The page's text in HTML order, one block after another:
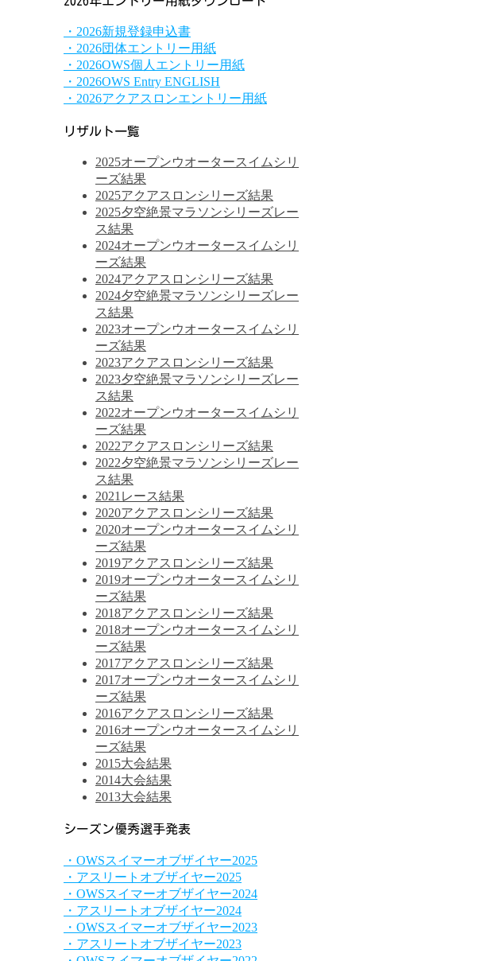
・2026新規登録申込書
・2026団体エントリー用紙
・2026OWS個人エントリー用紙
・2026OWS Entry ENGLISH
・2026アクアスロンエントリー用紙
リザルト一覧
2025オープンウオータースイムシリ
ーズ結果
2025アクアスロンシリーズ結果
2025夕空絶景マラソンシリーズレー
ス結果
2024オープンウオータースイムシリ
ーズ結果
2024アクアスロンシリーズ結果
2024夕空絶景マラソンシリーズレー
ス結果
2023オープンウオータースイムシリ
ーズ結果
2023アクアスロンシリーズ結果
2023夕空絶景マラソンシリーズレー
ス結果
2022オープンウオータースイムシリ
ーズ結果
2022アクアスロンシリーズ結果
2022夕空絶景マラソンシリーズレー
ス結果
2021レース結果
2020アクアスロンシリーズ結果
2020オープンウオータースイムシリ
ーズ結果
2019アクアスロンシリーズ結果
2019オープンウオータースイムシリ
ーズ結果
2018アクアスロンシリーズ結果
2018オープンウオータースイムシリ
ーズ結果
2017アクアスロンシリーズ結果
2017オープンウオータースイムシリ
ーズ結果
2016アクアスロンシリーズ結果
2016オープンウオータースイムシリ
ーズ結果
2015大会結果
2014大会結果
2013大会結果
シーズン優秀選手発表
・OWSスイマーオブザイヤー2025
・アスリートオブザイヤー2025
・OWSスイマーオブザイヤー2024
・アスリートオブザイヤー2024
・OWSスイマーオブザイヤー2023
・アスリートオブザイヤー2023